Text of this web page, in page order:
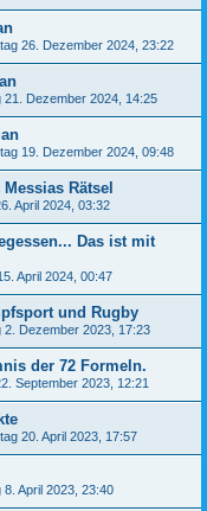
26. Dezember 2024, 23:22
21. Dezember 2024, 14:25
19. Dezember 2024, 09:48
Rätsel
April 2024, 03:32
Das ist mit
April 2024, 00:47
und Rugby
2. Dezember 2023, 17:23
der 72 Formeln.
September 2023, 12:21
20. April 2023, 17:57
8. April 2023, 23:40